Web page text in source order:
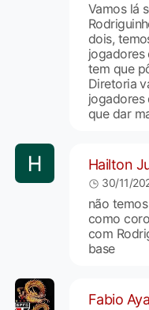
Vamos lá
dois,
jogadores
tem que
Diretoria
jogadores
que dar
Hailton
30/11/
não
como
com
base
Fabio